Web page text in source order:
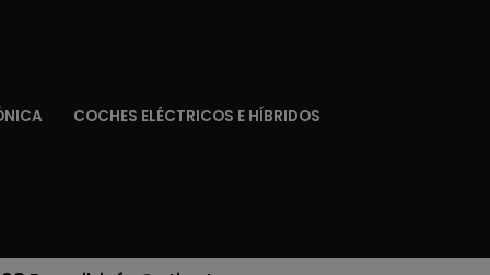
COCHES ELÉCTRICOS E HÍBRIDOS